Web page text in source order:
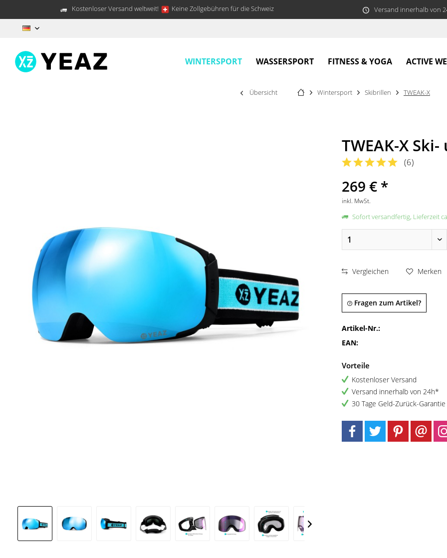
Kostenloser Versand weltweit! Keine Zollgebühren für die Schweiz Versand innerhalb von
WINTERSPORT WASSERSPORT FITNESS & YOGA ACTIVE
Übersicht Wintersport Skibrillen TWEAK-X
TWEAK-X
(6)
269 € *
inkl. MwSt.
Sofort versandfertig, Lieferzeit
Vergleichen Merken
Fragen zum Artikel?
Artikel-Nr.:
EAN:
Vorteile
Kostenloser Versand
Versand innerhalb von 24h*
30 Tage Geld-Zurück-Garantie